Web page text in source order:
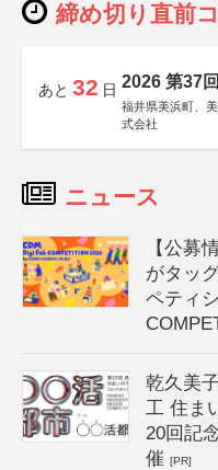
締め切り直前
あと 32 日 2026 第37
福井県美浜町、
式会社
ニュース
【公募
がタッ
ペティ
乾久美
工 住ま
20回記
催[PR]